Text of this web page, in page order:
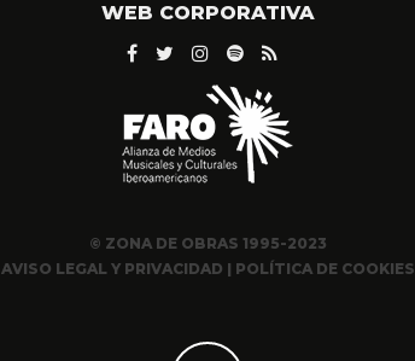
WEB CORPORATIVA
© ZONA DE OBRAS 1995-2023
AVISO LEGAL Y PRIVACIDAD | POLÍTICA DE COOKIES